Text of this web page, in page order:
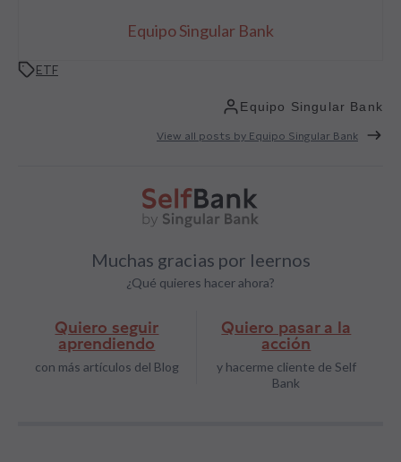
Equipo Singular Bank
ETF
Equipo Singular Bank
View all posts by Equipo Singular Bank
Muchas gracias por leernos
¿Qué quieres hacer ahora?
Quiero seguir
aprendiendo
con más artículos del Blog
Quiero pasar a la
acción
y hacerme cliente de Self
Bank